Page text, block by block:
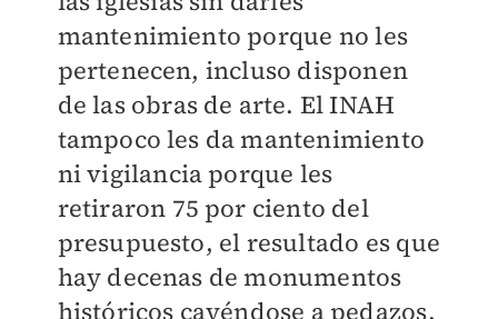
mantenimiento porque no les
pertenecen, incluso disponen
de las obras de arte. El INAH
tampoco les da mantenimiento
ni vigilancia porque les
retiraron 75 por ciento del
presupuesto, el resultado es que
hay decenas de monumentos
históricos cayéndose a pedazos.